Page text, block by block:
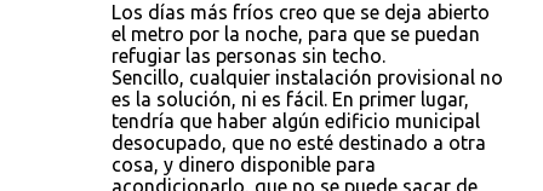
Los días más fríos creo que se deja abierto
el metro por la noche, para que se puedan
refugiar las personas sin techo.
Sencillo, cualquier instalación provisional no
es la solución, ni es fácil. En primer lugar,
tendría que haber algún edificio municipal
desocupado, que no esté destinado a otra
cosa, y dinero disponible para
acondicionarlo, que no se puede sacar de